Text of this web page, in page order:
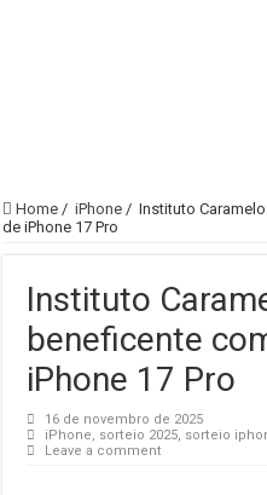
Home / iPhone / Instituto
de iPhone 17 Pro
Instituto
beneficente
iPhone 17 Pro
16 de novembro de 2025
iPhone, sorteio 2025, sorteio
Leave a comment